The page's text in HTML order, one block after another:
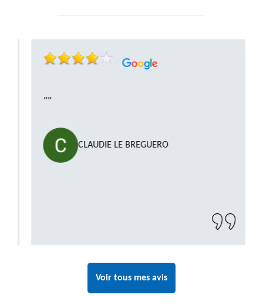
CLAUDIE LE BREGUERO
Voir tous mes avis